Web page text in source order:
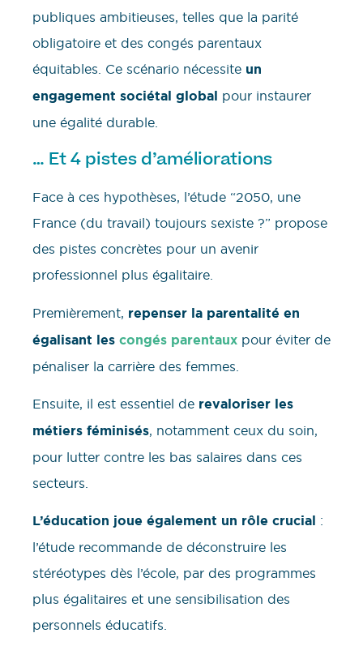
publiques ambitieuses, telles que la parité
obligatoire et des congés parentaux
équitables. Ce scénario nécessite un
engagement sociétal global pour instaurer
une égalité durable.
… Et 4 pistes d’améliorations
Face à ces hypothèses, l’étude “2050, une
France (du travail) toujours sexiste ?” propose
des pistes concrètes pour un avenir
professionnel plus égalitaire.
Premièrement, repenser la parentalité en
égalisant les congés parentaux pour éviter de
pénaliser la carrière des femmes.
Ensuite, il est essentiel de revaloriser les
métiers féminisés, notamment ceux du soin,
pour lutter contre les bas salaires dans ces
secteurs.
L’éducation joue également un rôle crucial :
l’étude recommande de déconstruire les
stéréotypes dès l’école, par des programmes
plus égalitaires et une sensibilisation des
personnels éducatifs.